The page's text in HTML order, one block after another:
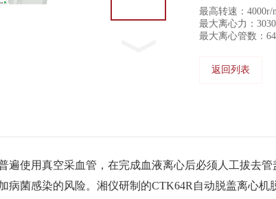
最高转速：4000r/
最大离心力：
最大离心管数：
返回列表
遍使用真空采血管，在完成血液离心后必须人工拔去
病菌感染的风险。湘仪研制的CTK64R自动脱盖离心机